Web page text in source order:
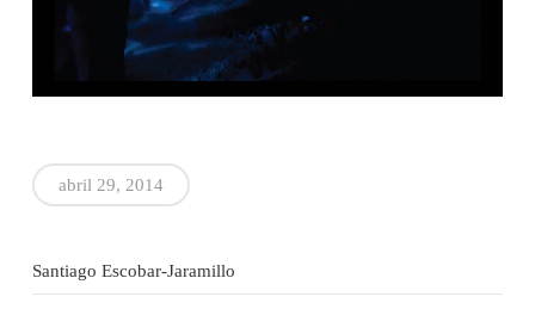
abril 29, 2014
Santiago Escobar-Jaramillo